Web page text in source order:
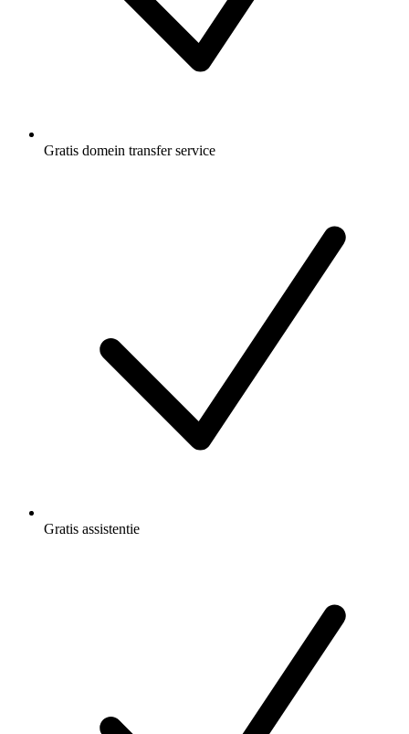
Gratis domein transfer service
Gratis assistentie